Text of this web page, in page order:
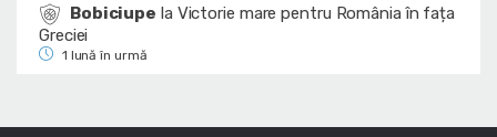
Bobiciupe la Victorie mare pentru România în fața
Greciei
1 lună în urmă